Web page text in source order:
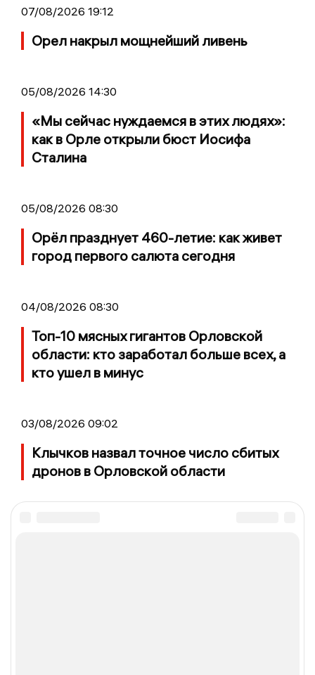
07/08/2026 19:12
Орел накрыл мощнейший ливень
05/08/2026 14:30
«Мы сейчас нуждаемся в этих людях»:
как в Орле открыли бюст Иосифа
Сталина
05/08/2026 08:30
Орёл празднует 460-летие: как живет
город первого салюта сегодня
04/08/2026 08:30
Топ-10 мясных гигантов Орловской
области: кто заработал больше всех, а
кто ушел в минус
03/08/2026 09:02
Клычков назвал точное число сбитых
дронов в Орловской области